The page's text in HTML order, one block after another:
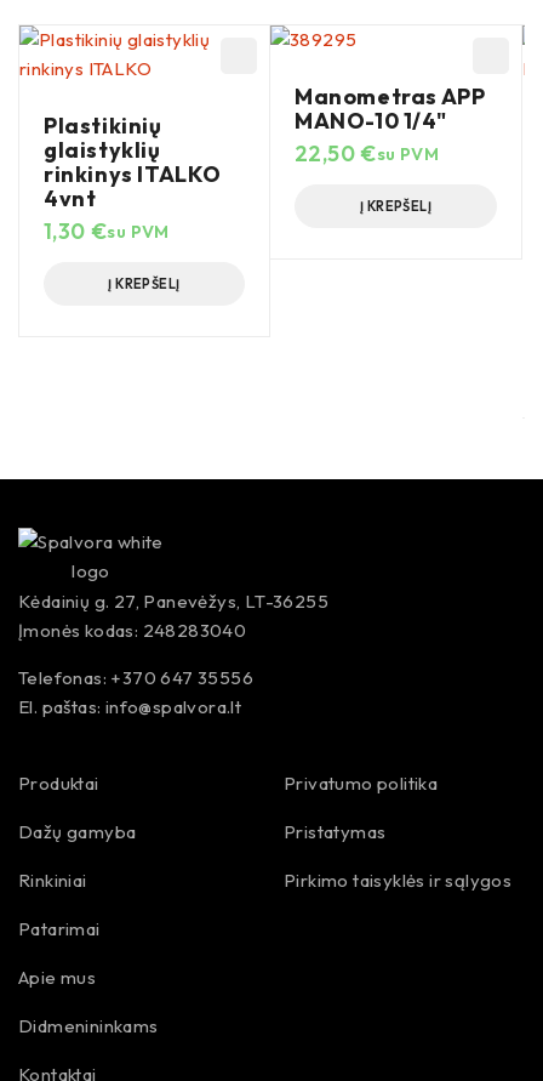
Plastikinių
glaistyklių
rinkinys ITALKO
4vnt
1,30 €su PVM
Į KREPŠELĮ
Manometras APP
MANO-10 1/4"
22,50€su PVM
Į KREPŠELĮ
Kėdainių g. 27, Panevėžys, LT-36255
Įmonės kodas: 248283040
Telefonas: +370 647 35556
El. paštas: info@spalvora.lt
Produktai
Dažų gamyba
Rinkiniai
Patarimai
Apie mus
Didmenininkams
Kontaktai
Privatumo politika
Pristatymas
Pirkimo taisyklės ir sąlygos